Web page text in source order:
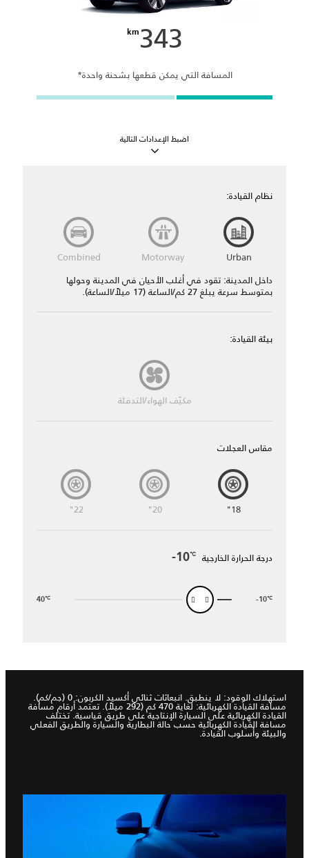
343
km
المسافة التي يمكن قطعها بشحنة واحدة*
اضبط الإعدادات التالية
نظام القيادة:
Urban
Motorway
Combined
داخل المدينة: تقود في أغلب الأحيان في المدينة وحولها
بمتوسط سرعة يبلغ 27 كم/الساعة (17 ميلاً/الساعة).
بيئة القيادة:
مكيّف الهواء/التدفئة
مقاس العجلات
18"
20"
22"
درجة الحرارة الخارجية -10℃
-10℃
40℃
استهلاك الوقود: لا ينطبق. انبعاثات ثنائي أكسيد الكربون: 0 (جم/كم).
مسافة القيادة الكهربائية: لغاية 470 كم (292 ميلاً). تعتمد أرقام مسافة
القيادة الكهربائية على السيارة الإنتاجية على طريق قياسية. تختلف
مسافة القيادة الكهربائية حسب حالة البطارية والسيارة والطريق الفعلي
والبيئة وأسلوب القيادة.